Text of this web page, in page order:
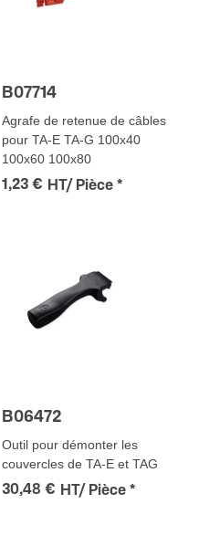
B07714
Agrafe de retenue de câbles
pour TA-E TA-G 100x40
100x60 100x80
1,23 € HT/ Pièce *
B06472
Outil pour démonter les
couvercles de TA-E et TAG
30,48 € HT/ Pièce *